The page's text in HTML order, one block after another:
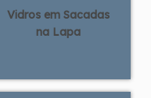
Vidros em Sacadas
na Lapa